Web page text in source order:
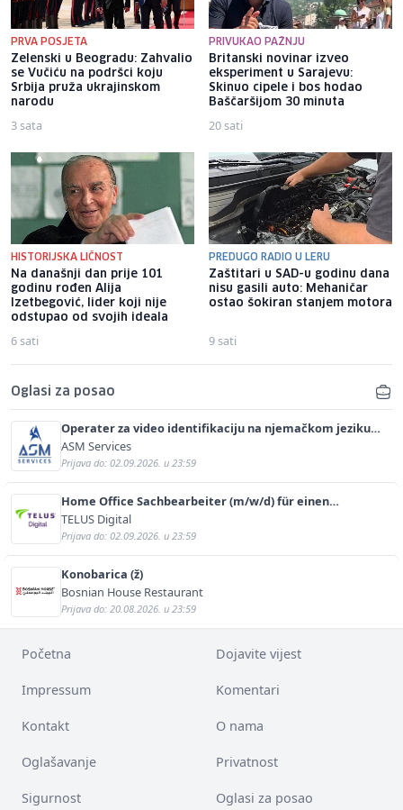
PRVA POSJETA
Zelenski u Beogradu: Zahvalio
se Vučiću na podršci koju
Srbija pruža ukrajinskom
narodu
3 sata
PRIVUKAO PAŽNJU
Britanski novinar izveo
eksperiment u Sarajevu:
Skinuo cipele i bos hodao
Baščaršijom 30 minuta
20 sati
HISTORIJSKA LIČNOST
Na današnji dan prije 101
godinu rođen Alija
Izetbegović, lider koji nije
odstupao od svojih ideala
6 sati
PREDUGO RADIO U LERU
Zaštitari u SAD-u godinu dana
nisu gasili auto: Mehaničar
ostao šokiran stanjem motora
9 sati
Oglasi za posao
Operater za video identifikaciju na njemačkom jeziku
(m/ž)
ASM Services
Prijava do: 02.09.2026. u 23:59
Home Office Sachbearbeiter (m/w/d) für einen
bekannten deutschen Energieversorger
TELUS Digital
Prijava do: 02.09.2026. u 23:59
Konobarica (ž)
Bosnian House Restaurant
Prijava do: 20.08.2026. u 23:59
Početna Dojavite vijest
Impressum Komentari
Kontakt O nama
Oglašavanje Privatnost
Sigurnost Oglasi za posao